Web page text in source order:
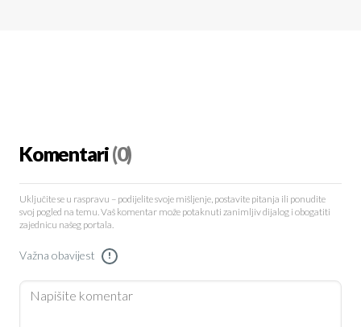
Komentari(0)
Uključite se u raspravu – podijelite svoje mišljenje, postavite pitanja ili ponudite
svoj pogled na temu. Vaš komentar može potaknuti zanimljiv dijalog i obogatiti
zajednicu našeg portala.
Važna obavijest !